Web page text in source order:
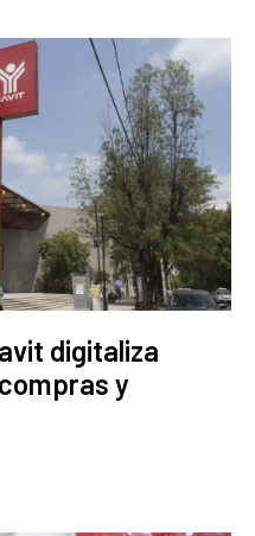
digitaliza
y